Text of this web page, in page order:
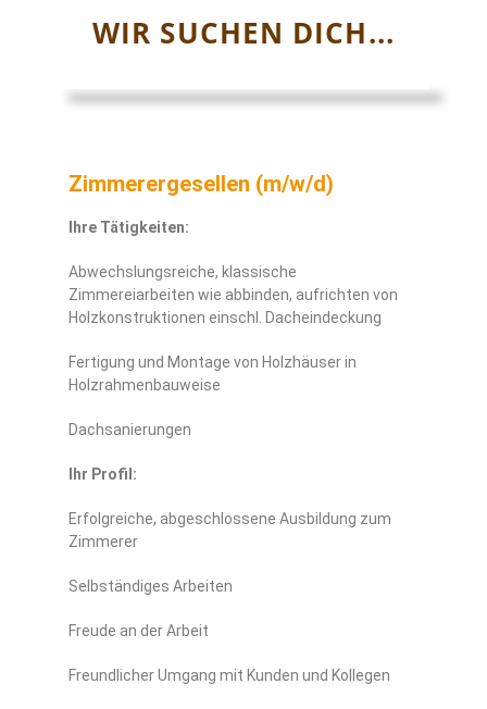
WIR SUCHEN DICH...
Zimmerergesellen (m/w/d)
Ihre Tätigkeiten:
Abwechslungsreiche, klassische
Zimmereiarbeiten wie abbinden, aufrichten von
Holzkonstruktionen einschl. Dacheindeckung
Fertigung und Montage von Holzhäuser in
Holzrahmenbauweise
Dachsanierungen
Ihr Profil:
Erfolgreiche, abgeschlossene Ausbildung zum
Zimmerer
Selbständiges Arbeiten
Freude an der Arbeit
Freundlicher Umgang mit Kunden und Kollegen